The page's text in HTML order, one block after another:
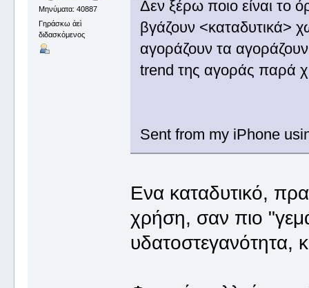
Μηνύματα: 40887
Γηράσκω ἀεὶ
διδασκόμενος
Δεν ξέρω ποιο είναι το
βγάζουν <καταδυτικά>
αγοράζουν τα
trend της αγοράς παρά
Sent from my iPhone
Ενα καταδυτικό,
χρήση, σαν πιο
υδατοστεγανότητα,